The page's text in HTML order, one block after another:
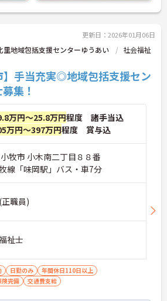
更新日：2026年01月06日
里地域包括支援センターゆうあい
社会福祉
】手当充実◎地域包括支援セン
集！
万円～25.8万円程度 諸手当込
万円～397万円程度 賞与込
牧市 小木南二丁目８８番
線「味岡駅」バス・車7分
職員)
祉士
日勤のみ
年間休日110日以上
険完備 交通費支給